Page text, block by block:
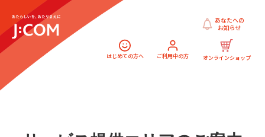
はじめての方へ ご利用中の方 オンラインショップ
あなたへの
お知らせ